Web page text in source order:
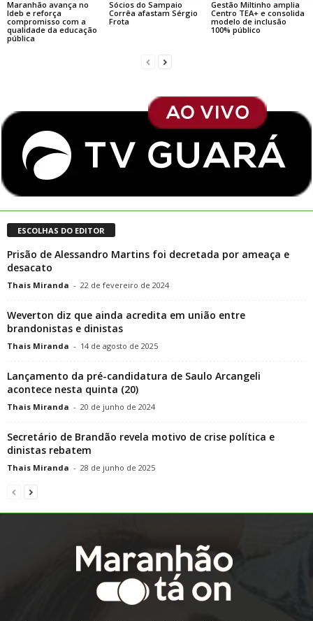
Maranhão avança no
Ideb e reforça
compromisso com a
qualidade da educação
pública
Sócios do Sampaio
Corrêa afastam Sérgio
Frota
Gestão Miltinho amplia
Centro TEA+ e consolida
modelo de inclusão
100% público
ESCOLHAS DO EDITOR
Prisão de Alessandro Martins foi decretada por ameaça e
desacato
Thais Miranda - 22 de fevereiro de 2024
Weverton diz que ainda acredita em união entre
brandonistas e dinistas
Thais Miranda - 14 de agosto de 2025
Lançamento da pré-candidatura de Saulo Arcangeli
acontece nesta quinta (20)
Thais Miranda - 20 de junho de 2024
Secretário de Brandão revela motivo de crise política e
dinistas rebatem
Thais Miranda - 28 de junho de 2025